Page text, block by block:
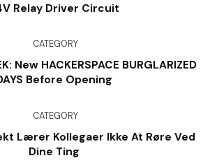
Relay Driver Circuit
CATEGORY
New HACKERSPACE BURGLARIZED
Before Opening
CATEGORY
Lærer Kollegaer Ikke At Røre Ved
Dine Ting